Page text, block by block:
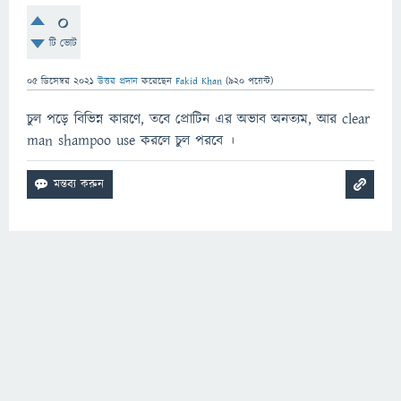
0
টি ভোট
05 ডিসেম্বর 2021 উত্তর প্রদান করেছেন Fakid Khan (920 পয়েন্ট)
চুল পড়ে বিভিন্ন কারণে, তবে প্রোটিন এর অভাব অনত্যম, আর clear
man shampoo use করলে চুল পরবে ।